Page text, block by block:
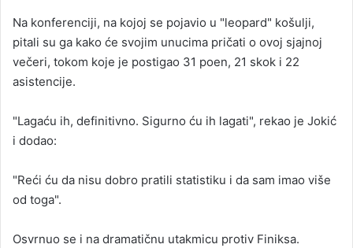
Na konferenciji, na kojoj se pojavio u "leopard" košulji,
pitali su ga kako će svojim unucima pričati o ovoj sjajnoj
večeri, tokom koje je postigao 31 poen, 21 skok i 22
asistencije.
"Lagaću ih, definitivno. Sigurno ću ih lagati", rekao je Jokić
i dodao:
"Reći ću da nisu dobro pratili statistiku i da sam imao više
od toga".
Osvrnuo se i na dramatičnu utakmicu protiv Finiksa.